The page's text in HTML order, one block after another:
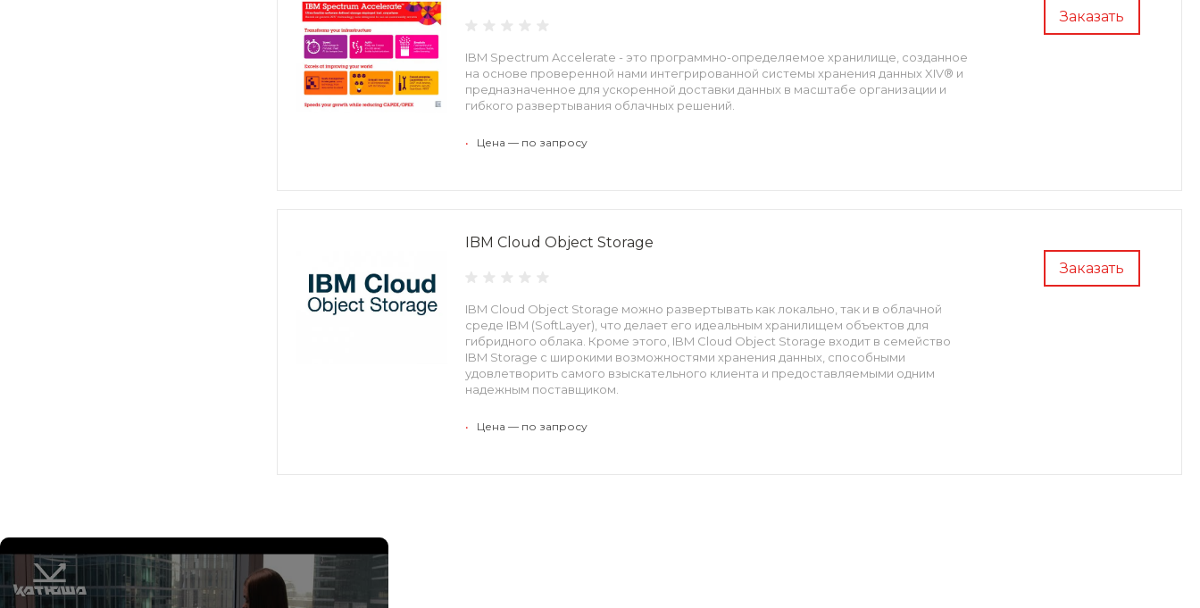
Заказать
IBM Spectrum Accelerate - это программно-определяемое хранилище, созданное
на основе проверенной нами интегрированной системы хранения данных XIV® и
предназначенное для ускоренной доставки данных в масштабе организации и
гибкого развертывания облачных решений.
• Цена — по запросу
Заказать
IBM Cloud Object Storage
IBM Cloud Object Storage можно развертывать как локально, так и в облачной
среде IBM (SoftLayer), что делает его идеальным хранилищем объектов для
гибридного облака. Кроме этого, IBM Cloud Object Storage входит в семейство
IBM Storage с широкими возможностями хранения данных, способными
удовлетворить самого взыскательного клиента и предоставляемыми одним
надежным поставщиком.
• Цена — по запросу